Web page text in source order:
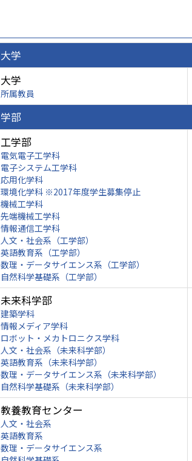
大学
大学
所属教員
学部
工学部
電気電子工学科
電子システム工学科
応用化学科
環境化学科 ※2017年度学生募集停止
機械工学科
先端機械工学科
情報通信工学科
人文・社会系（工学部）
英語教育系（工学部）
数理・データサイエンス系（工学部）
自然科学基礎系（工学部）
未来科学部
建築学科
情報メディア学科
ロボット・メカトロニクス学科
人文・社会系（未来科学部）
英語教育系（未来科学部）
数理・データサイエンス系（未来科学部）
自然科学基礎系（未来科学部）
教養教育センター
人文・社会系
英語教育系
数理・データサイエンス系